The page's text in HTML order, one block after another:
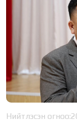
Нийтлэсэн огноо: